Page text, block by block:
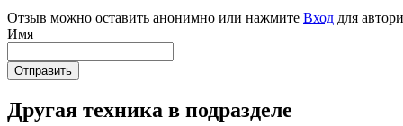
Отзыв можно оставить анонимно или нажмите Вход для
Имя
Отправить
Другая техника в подразделе